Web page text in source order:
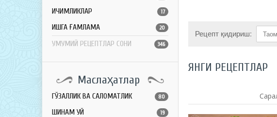
ИЧИМЛИКЛАР 17
ҚИШГА ҒАМЛАМА 20
УМУМИЙ РЕЦЕПТЛАР СОНИ 346
Маслаҳатлар
ГЎЗАЛЛИК ВА САЛОМАТЛИК 80
ШИНАМ УЙ 19
Рецепт қидириш:
ЯНГИ РЕЦЕПТЛАР